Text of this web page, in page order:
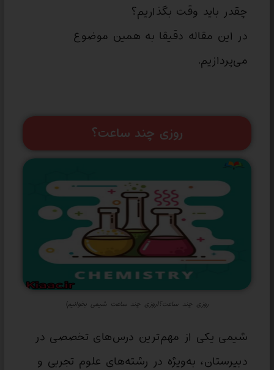
چقدر باید وقت بگذاریم؟
در این مقاله دقیقا به همین موضوع
می‌پردازیم.
روزی چند ساعت؟
روزی چند ساعت؟(روزی چند ساعت شیمی بخوانیم)
شیمی یکی از مهم‌ترین درس‌های تخصصی در
دبیرستان، به‌ویژه در رشته‌های علوم تجربی و